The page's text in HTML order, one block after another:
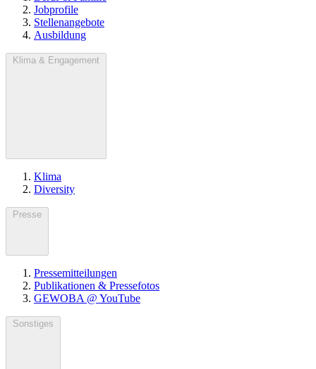
Jobprofile
Stellenangebote
Ausbildung
Klima & Engagement
Klima
Diversity
Presse
Pressemitteilungen
Publikationen & Pressefotos
GEWOBA @ YouTube
Sonstiges